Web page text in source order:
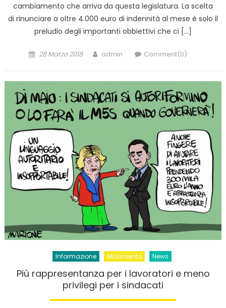
cambiamento che arriva da questa legislatura. La scelta
di rinunciare a oltre 4.000 euro di indennità al mese è solo il
preludio degli importanti obbiettivi che ci […]
Posted
28 Marzo 2018 Author
admin Comment(0)
Informazione MoVimento News
Più rappresentanza per i lavoratori e meno
privilegi per i sindacati